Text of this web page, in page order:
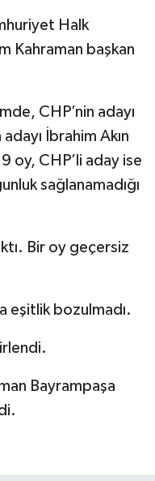
Halk
Kahraman başkan
CHP’nin adayı
adayı İbrahim Akın
oy, CHP’li aday ise
sağlanamadığı
Bir oy geçersiz
eşitlik bozulmadı.
Bayrampaşa